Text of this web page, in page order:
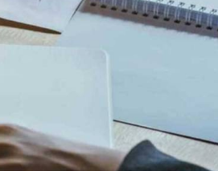
Видеоселекторные
совещания под
председательством